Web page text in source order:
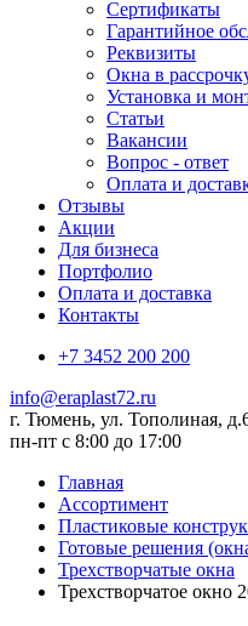
Сертификаты
Гарантийное
Реквизиты
Окна в
Установка и
Статьи
Вакансии
Вопрос - ответ
Оплата и
Отзывы
Акции
Для бизнеса
Портфолио
Оплата и доставка
Контакты
+7 3452 200 200
info@eraplast72.ru
г. Тюмень, ул. Тополиная,
пн-пт с 8:00 до 17:00
Главная
Ассортимент
Пластиковые
Готовые решения
Трехстворчатые окна
Трехстворчатое окно